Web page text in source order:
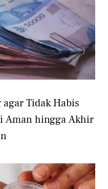
Tidak Habis
Aman hingga Akhir